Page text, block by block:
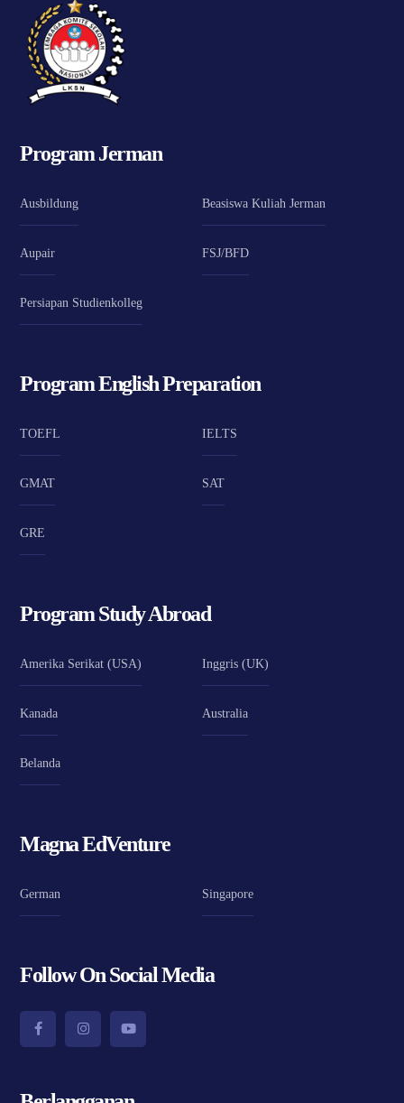
Program Jerman
Ausbildung Beasiswa Kuliah Jerman
Aupair FSJ/BFD
Persiapan Studienkolleg
Program English Preparation
TOEFL IELTS
GMAT SAT
GRE
Program Study Abroad
Amerika Serikat (USA) Inggris (UK)
Kanada Australia
Belanda
Magna EdVenture
German Singapore
Follow On Social Media